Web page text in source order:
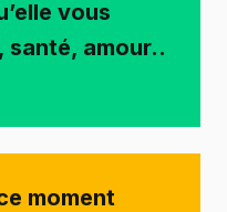
vous
amour..
moment